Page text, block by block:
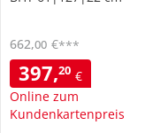
397,20 €
Online zum
Kundenkartenpreis
662,00 €***